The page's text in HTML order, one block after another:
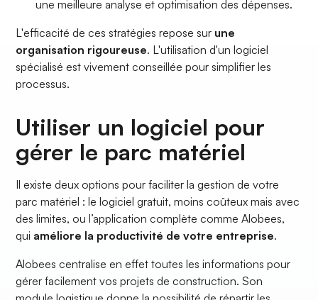
une meilleure analyse et optimisation des dépenses.
L'efficacité de ces stratégies repose sur une
organisation rigoureuse. L'utilisation d'un logiciel
spécialisé est vivement conseillée pour simplifier les
processus.
Utiliser un logiciel pour
gérer le parc matériel
Il existe deux options pour faciliter la gestion de votre
parc matériel : le logiciel gratuit, moins coûteux mais avec
des limites, ou l’application complète comme Alobees,
qui améliore la productivité de votre entreprise.
Alobees centralise en effet toutes les informations pour
gérer facilement vos projets de construction. Son